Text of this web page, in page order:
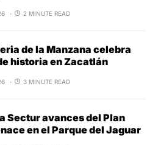
2 MINUTE READ
de la Manzana celebra
historia en Zacatlán
3 MINUTE READ
Sectur avances del Plan
en el Parque del Jaguar